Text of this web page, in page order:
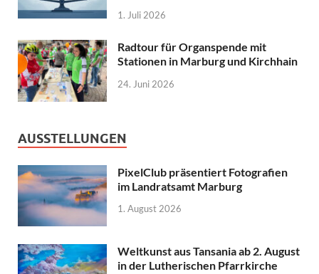
1. Juli 2026
Radtour für Organspende mit
Stationen in Marburg und Kirchhain
24. Juni 2026
AUSSTELLUNGEN
PixelClub präsentiert Fotografien
im Landratsamt Marburg
1. August 2026
Weltkunst aus Tansania ab 2. August
in der Lutherischen Pfarrkirche